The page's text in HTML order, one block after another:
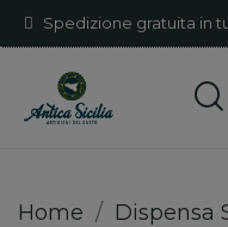
Spedizione gratuita in
Home Dispensa